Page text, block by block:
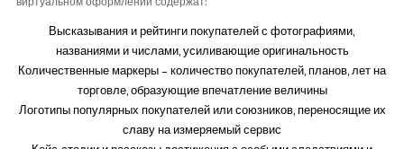
Высказывания и рейтинги покупателей с фотографиями,
названиями и числами, усиливающие оригинальность
Количественные маркеры – количество покупателей, планов, лет на
торговле, образующие впечатление величины
Логотипы популярных покупателей или союзников, переносящие их
славу на измеряемый сервис